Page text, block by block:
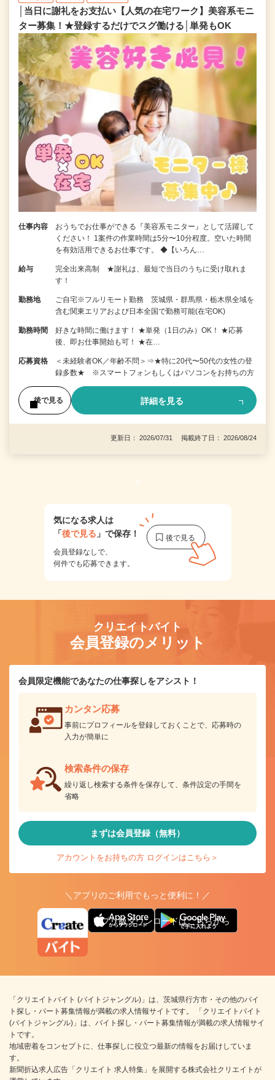
│当日に謝礼をお支払い【人気の在宅ワーク】美容系モニ
ター募集！★登録するだけでスグ働ける│単発もOK
仕事内容
おうちでお仕事ができる『美容系モニター』として活躍して
ください！ 1案件の作業時間は5分〜10分程度。空いた時間
を有効活用できるお仕事です。 ◆【いろん…
給与
完全出来高制 ★謝礼は、最短で当日のうちに受け取れま
す！
勤務地
ご自宅※フルリモート勤務 茨城県・群馬県・栃木県全域を
含む関東エリアおよび日本全国で勤務可能(在宅OK)
勤務時間
好きな時間に働けます！ ★単発（1日のみ）OK！ ★応募
後、即お仕事開始も可！ ★在…
応募資格
＜未経験者OK／年齢不問＞⇒★特に20代〜50代の女性の登
録多数★ ※スマートフォンもしくはパソコンをお持ちの方
後で見る 詳細を見る
更新日： 2026/07/31 掲載終了日： 2026/08/24
1
気になる求人は
「後で見る 」で保存！
会員登録なしで、
何件でも応募できます。
クリエイトバイト
会員登録のメリット
会員限定機能であなたの仕事探しをアシスト！
カンタン応募
事前にプロフィールを登録しておくことで、応募時の
入力が簡単に
検索条件の保存
繰り返し検索する条件を保存して、条件設定の手間を
省略
まずは会員登録（無料）
アカウントをお持ちの方 ログインはこちら＞
＼アプリのご利用でもっと便利に！／
アプリ版ダウンロードはこちらから
「クリエイトバイト (バイトジャングル)」は、茨城県行方市・その他のバイ
ト探し・パート募集情報が満載の求人情報サイトです。 「クリエイトバイト
(バイトジャングル)」は、バイト探し・パート募集情報が満載の求人情報サイ
トです。
地域密着をコンセプトに、仕事探しに役立つ最新の情報をお届けしていま
す。
新聞折込求人広告「クリエイト 求人特集」を展開する株式会社クリエイトが